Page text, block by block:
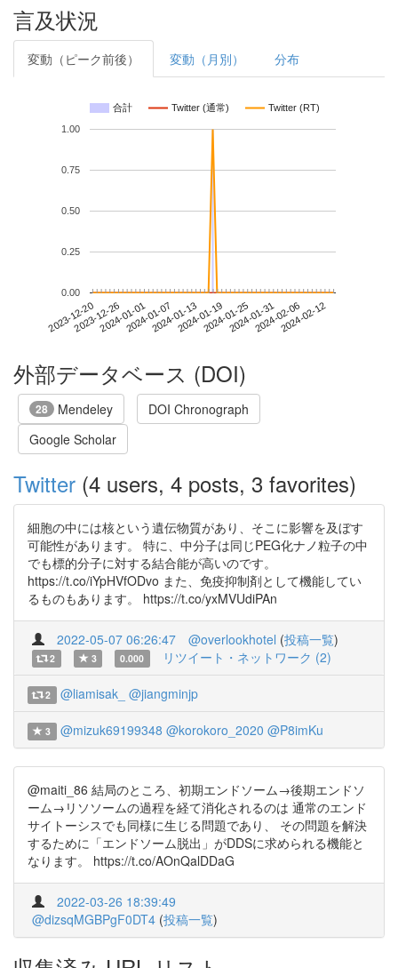
言及状況
変動（ピーク前後） 変動（月別） 分布
合計 Twitter (通常) Twitter (RT)
2023-12-202023-12-262024-01-012024-01-072024-01-132024-01-192024-01-252024-01-312024-02-062024-02-12
0.00
0.25
0.50
0.75
1.00
外部データベース (DOI)
28 Mendeley
DOI Chronograph
Google Scholar
Twitter (4 users, 4 posts, 3 favorites)
細胞の中には核という遺伝物質があり、そこに影響を及ぼす
可能性があります。 特に、中分子は同じPEG化ナノ粒子の中
でも標的分子に対する結合能が高いのです。
https://t.co/iYpHVfODvo また、免疫抑制剤として機能してい
るものもあります。 https://t.co/yxMVUdiPAn
2022-05-07 06:26:47 @overlookhotel (投稿一覧)
2 3 0.000 リツイート・ネットワーク (2)
2 @liamisak_ @jiangminjp
3 @mizuk69199348 @korokoro_2020 @P8imKu
@maiti_86 結局のところ、初期エンドソーム→後期エンドソ
ーム→リソソームの過程を経て消化されるのは 通常のエンド
サイトーシスでも同様に生じる問題であり、 その問題を解決
するために「エンドソーム脱出」がDDSに求められる機能と
なります。 https://t.co/AOnQalDDaG
2022-03-26 18:39:49
@dizsqMGBPgF0DT4 (投稿一覧)